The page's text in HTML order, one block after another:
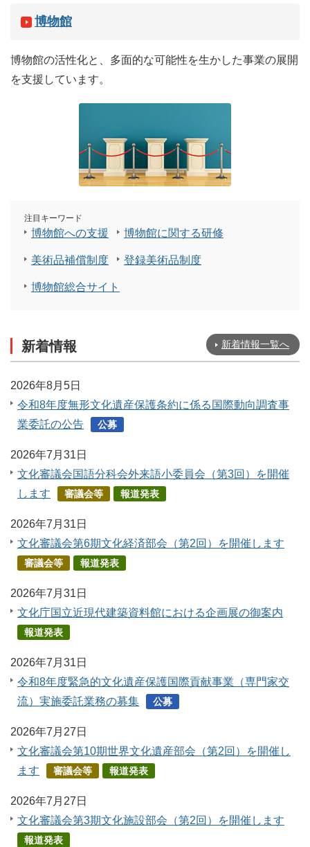
博物館
博物館の活性化と、多面的な可能性を生かした事業の展開
を支援しています。
注目キーワード
博物館への支援 博物館に関する研修
美術品補償制度 登録美術品制度
博物館総合サイト
新着情報 新着情報一覧へ
2026年8月5日
令和8年度無形文化遺産保護条約に係る国際動向調査事
業委託の公告
公募
2026年7月31日
文化審議会国語分科会外来語小委員会（第3回）を開催
します
審議会等 報道発表
2026年7月31日
文化審議会第6期文化経済部会（第2回）を開催します
審議会等 報道発表
2026年7月31日
文化庁国立近現代建築資料館における企画展の御案内
報道発表
2026年7月31日
令和8年度緊急的文化遺産保護国際貢献事業（専門家交
流）実施委託業務の募集
公募
2026年7月27日
文化審議会第10期世界文化遺産部会（第2回）を開催し
ます
審議会等 報道発表
2026年7月27日
文化審議会第3期文化施設部会（第2回）を開催します
報道発表